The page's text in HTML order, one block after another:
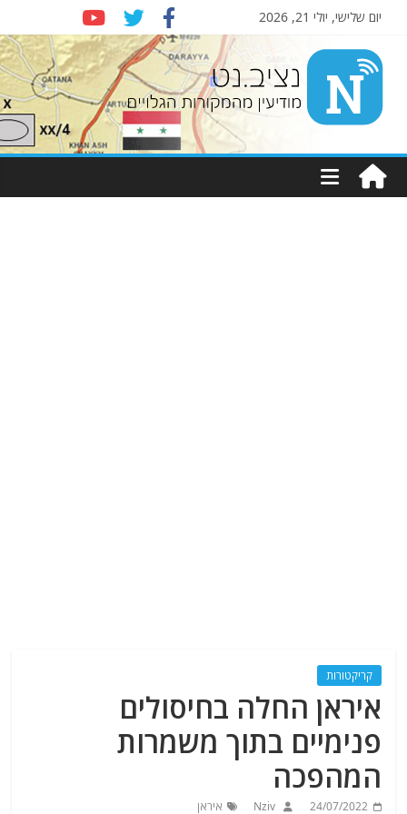
יום שלישי, יולי 21, 2026
Nziv.net
מודיעין
מהמקורות
קריקטורות
איראן החלה בחיסולים
פנימיים בתוך משמרות
המהפכה
24/07/2022
Nziv איראן